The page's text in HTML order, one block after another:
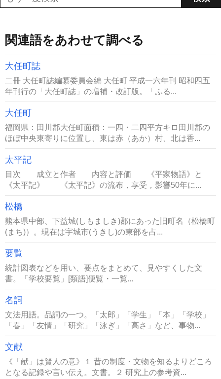
関連語をあわせて調べる
大任町誌
二冊 大任町誌編纂委員会編 大任町 平成一六年刊 昭和四五
年刊行の「大任町誌」の増補・改訂版。「ふる...
大任町
福岡県：田川郡大任町面積：一四・二四平方キロ田川郡の
ほぼ中央東寄りに位置し、東は赤（あか）村、北は香...
太平記
目次 成立と作者 内容と評価 《平家物語》と
《太平記》 《太平記》の流布，享受，影響50年に...
松橋
熊本県中部、下益城(しもましき)郡にあった旧町名（松橋町
(まち)）。現在は宇城市(うきし)の東部を占...
要覧
統計図表などを用い、要点をまとめて、見やすくした文
書。「学校要覧」[類語]便覧・一覧...
名詞
文法用語。品詞の一つ。「太郎」「学生」「本」「学校」
「春」「友情」「研究」「泳ぎ」「高さ」など、事物...
文献
《「献」は賢人の意》１ 昔の制度・文物を知るよりどころ
となる記録や言い伝え。文書。２ 研究上の参考資...